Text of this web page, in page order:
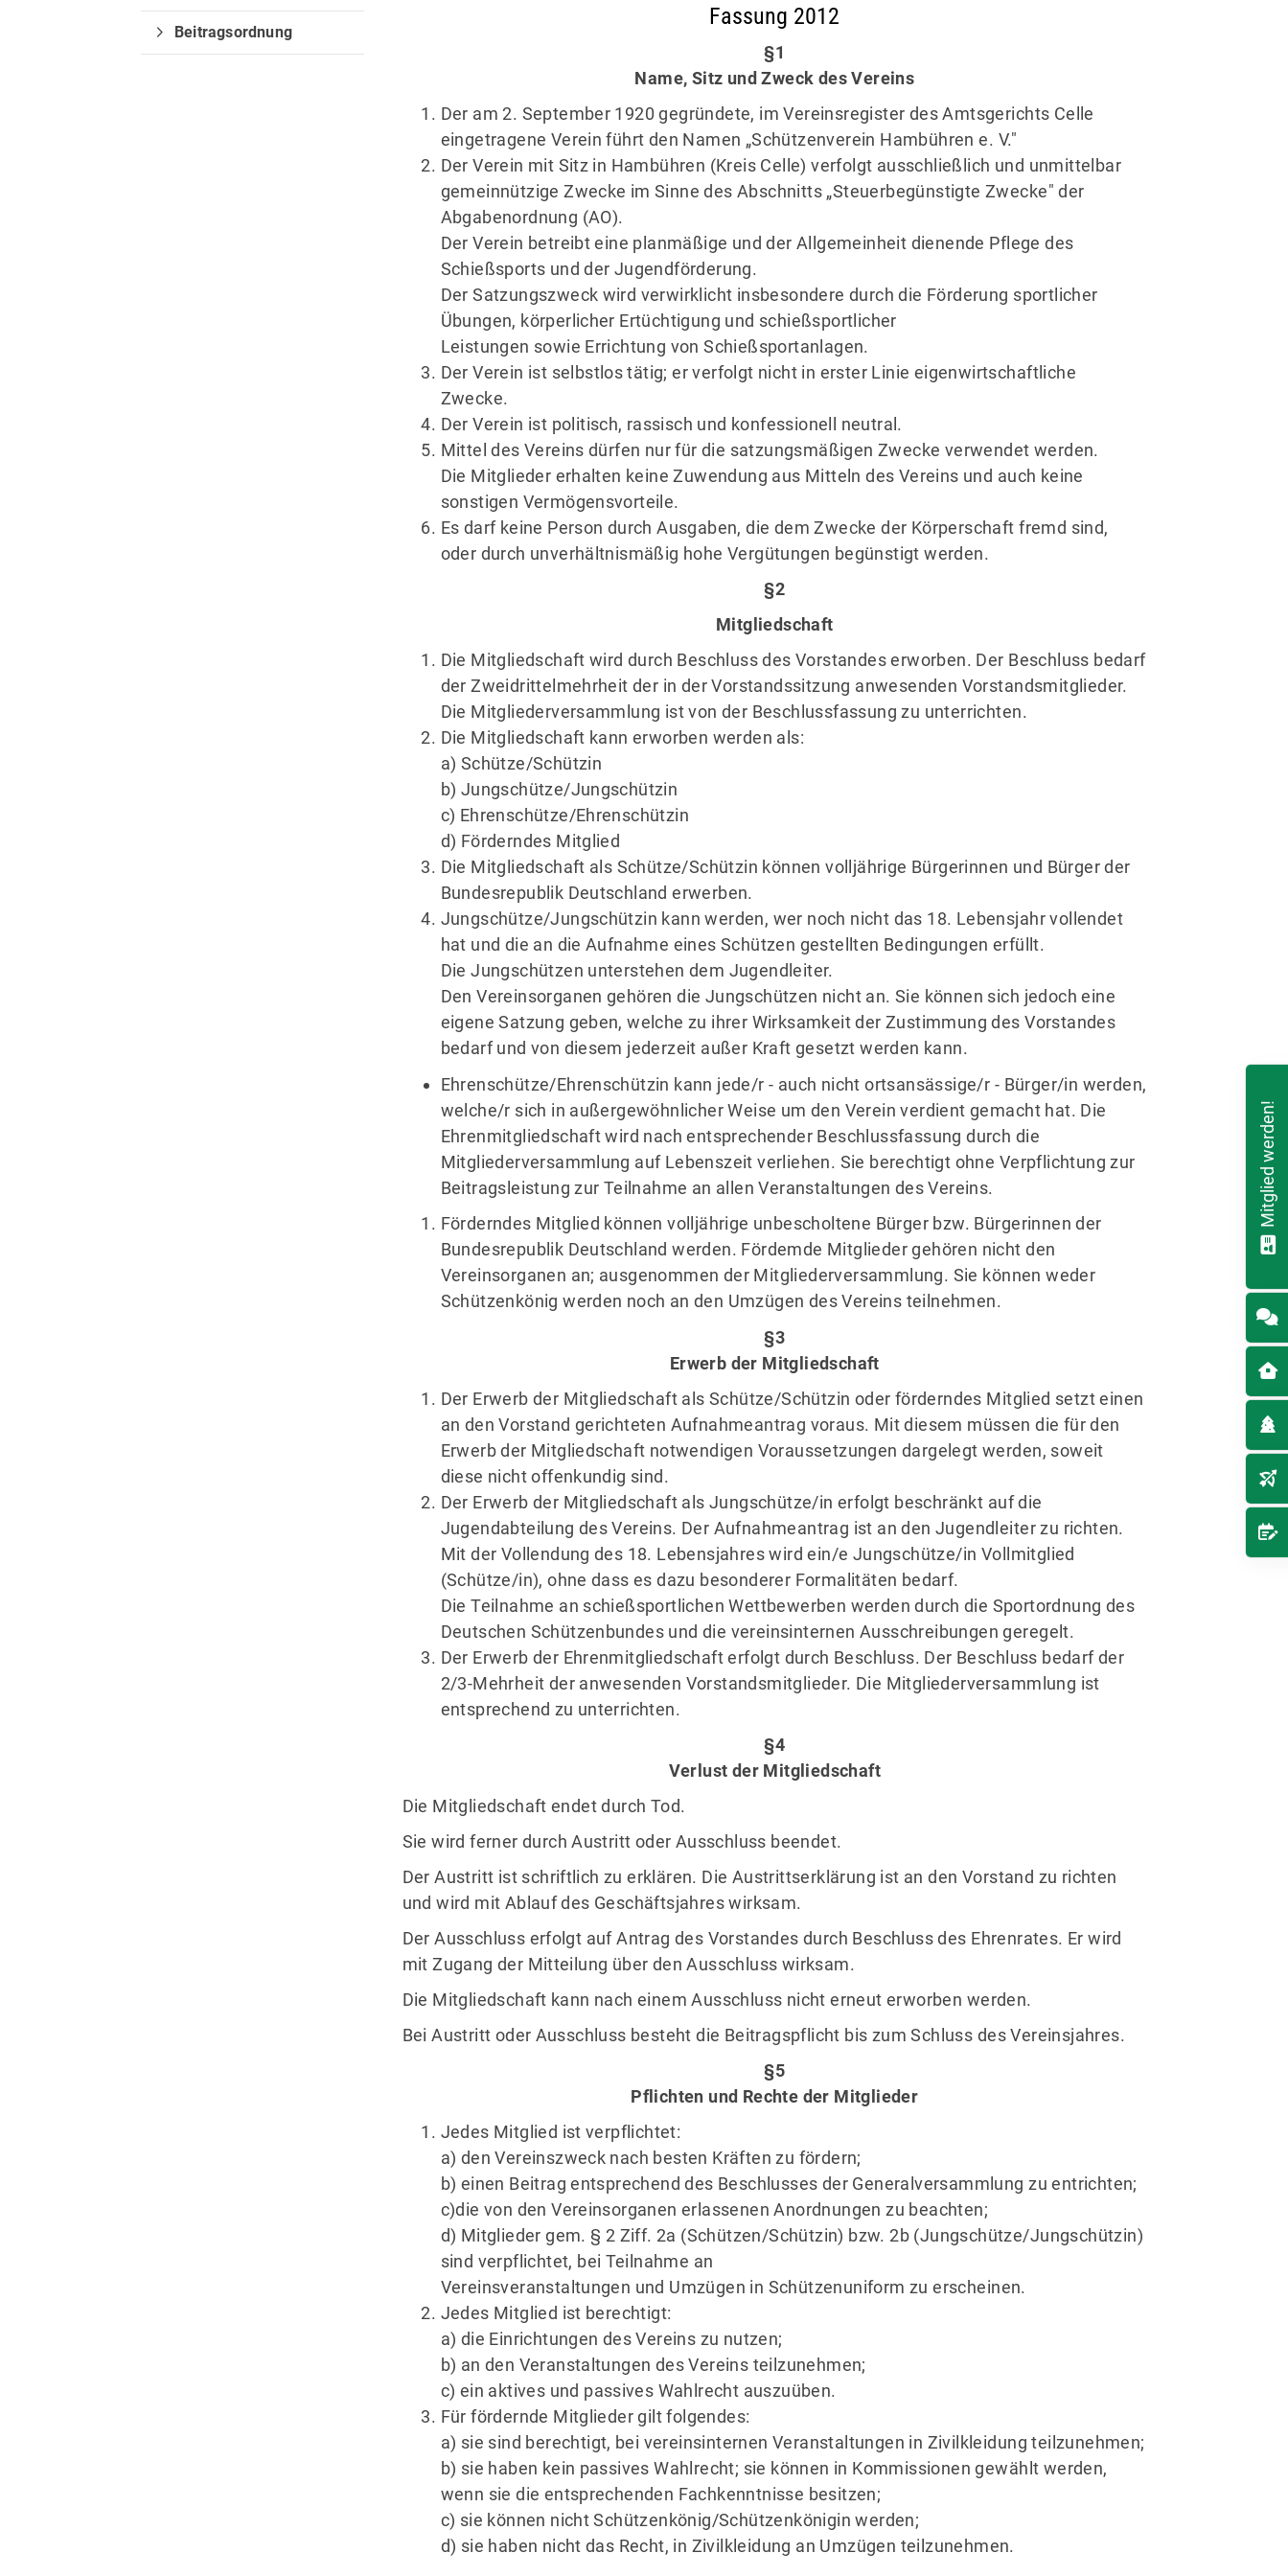
Fassung 2012
§1
Name, Sitz und Zweck des Vereins
Der am 2. September 1920 gegründete, im Vereinsregister des Amtsgerichts Celle
eingetragene Verein führt den Namen „Schützenverein Hambühren e. V."
Der Verein mit Sitz in Hambühren (Kreis Celle) verfolgt ausschließlich und unmittelbar
gemeinnützige Zwecke im Sinne des Abschnitts „Steuerbegünstigte Zwecke" der
Abgabenordnung (AO).
Der Verein betreibt eine planmäßige und der Allgemeinheit dienende Pflege des
Schießsports und der Jugendförderung.
Der Satzungszweck wird verwirklicht insbesondere durch die Förderung sportlicher
Übungen, körperlicher Ertüchtigung und schießsportlicher
Leistungen sowie Errichtung von Schießsportanlagen.
Der Verein ist selbstlos tätig; er verfolgt nicht in erster Linie eigenwirtschaftliche
Zwecke.
Der Verein ist politisch, rassisch und konfessionell neutral.
Mittel des Vereins dürfen nur für die satzungsmäßigen Zwecke verwendet werden.
Die Mitglieder erhalten keine Zuwendung aus Mitteln des Vereins und auch keine
sonstigen Vermögensvorteile.
Es darf keine Person durch Ausgaben, die dem Zwecke der Körperschaft fremd sind,
oder durch unverhältnismäßig hohe Vergütungen begünstigt werden.
§2
Mitgliedschaft
Die Mitgliedschaft wird durch Beschluss des Vorstandes erworben. Der Beschluss bedarf
der Zweidrittelmehrheit der in der Vorstandssitzung anwesenden Vorstandsmitglieder.
Die Mitgliederversammlung ist von der Beschlussfassung zu unterrichten.
Die Mitgliedschaft kann erworben werden als:
a) Schütze/Schützin
b) Jungschütze/Jungschützin
c) Ehrenschütze/Ehrenschützin
d) Förderndes Mitglied
Die Mitgliedschaft als Schütze/Schützin können volljährige Bürgerinnen und Bürger der
Bundesrepublik Deutschland erwerben.
Jungschütze/Jungschützin kann werden, wer noch nicht das 18. Lebensjahr vollendet
hat und die an die Aufnahme eines Schützen gestellten Bedingungen erfüllt.
Die Jungschützen unterstehen dem Jugendleiter.
Den Vereinsorganen gehören die Jungschützen nicht an. Sie können sich jedoch eine
eigene Satzung geben, welche zu ihrer Wirksamkeit der Zustimmung des Vorstandes
bedarf und von diesem jederzeit außer Kraft gesetzt werden kann.
Ehrenschütze/Ehrenschützin kann jede/r - auch nicht ortsansässige/r - Bürger/in werden,
welche/r sich in außergewöhnlicher Weise um den Verein verdient gemacht hat. Die
Ehrenmitgliedschaft wird nach entsprechender Beschlussfassung durch die
Mitgliederversammlung auf Lebenszeit verliehen. Sie berechtigt ohne Verpflichtung zur
Beitragsleistung zur Teilnahme an allen Veranstaltungen des Vereins.
Förderndes Mitglied können volljährige unbescholtene Bürger bzw. Bürgerinnen der
Bundesrepublik Deutschland werden. Fördemde Mitglieder gehören nicht den
Vereinsorganen an; ausgenommen der Mitgliederversammlung. Sie können weder
Schützenkönig werden noch an den Umzügen des Vereins teilnehmen.
§3
Erwerb der Mitgliedschaft
Der Erwerb der Mitgliedschaft als Schütze/Schützin oder förderndes Mitglied setzt einen
an den Vorstand gerichteten Aufnahmeantrag voraus. Mit diesem müssen die für den
Erwerb der Mitgliedschaft notwendigen Voraussetzungen dargelegt werden, soweit
diese nicht offenkundig sind.
Der Erwerb der Mitgliedschaft als Jungschütze/in erfolgt beschränkt auf die
Jugendabteilung des Vereins. Der Aufnahmeantrag ist an den Jugendleiter zu richten.
Mit der Vollendung des 18. Lebensjahres wird ein/e Jungschütze/in Vollmitglied
(Schütze/in), ohne dass es dazu besonderer Formalitäten bedarf.
Die Teilnahme an schießsportlichen Wettbewerben werden durch die Sportordnung des
Deutschen Schützenbundes und die vereinsinternen Ausschreibungen geregelt.
Der Erwerb der Ehrenmitgliedschaft erfolgt durch Beschluss. Der Beschluss bedarf der
2/3-Mehrheit der anwesenden Vorstandsmitglieder. Die Mitgliederversammlung ist
entsprechend zu unterrichten.
§4
Verlust der Mitgliedschaft
Die Mitgliedschaft endet durch Tod.
Sie wird ferner durch Austritt oder Ausschluss beendet.
Der Austritt ist schriftlich zu erklären. Die Austrittserklärung ist an den Vorstand zu richten
und wird mit Ablauf des Geschäftsjahres wirksam.
Der Ausschluss erfolgt auf Antrag des Vorstandes durch Beschluss des Ehrenrates. Er wird
mit Zugang der Mitteilung über den Ausschluss wirksam.
Die Mitgliedschaft kann nach einem Ausschluss nicht erneut erworben werden.
Bei Austritt oder Ausschluss besteht die Beitragspflicht bis zum Schluss des Vereinsjahres.
§5
Pflichten und Rechte der Mitglieder
Jedes Mitglied ist verpflichtet:
a) den Vereinszweck nach besten Kräften zu fördern;
b) einen Beitrag entsprechend des Beschlusses der Generalversammlung zu entrichten;
c)die von den Vereinsorganen erlassenen Anordnungen zu beachten;
d) Mitglieder gem. § 2 Ziff. 2a (Schützen/Schützin) bzw. 2b (Jungschütze/Jungschützin)
sind verpflichtet, bei Teilnahme an
Vereinsveranstaltungen und Umzügen in Schützenuniform zu erscheinen.
Jedes Mitglied ist berechtigt:
a) die Einrichtungen des Vereins zu nutzen;
b) an den Veranstaltungen des Vereins teilzunehmen;
c) ein aktives und passives Wahlrecht auszuüben.
Für fördernde Mitglieder gilt folgendes:
a) sie sind berechtigt, bei vereinsinternen Veranstaltungen in Zivilkleidung teilzunehmen;
b) sie haben kein passives Wahlrecht; sie können in Kommissionen gewählt werden,
wenn sie die entsprechenden Fachkenntnisse besitzen;
c) sie können nicht Schützenkönig/Schützenkönigin werden;
d) sie haben nicht das Recht, in Zivilkleidung an Umzügen teilzunehmen.
Beitragsordnung
Mitglied werden!
Bruchweg 1000
Schützenhaus
Majestäten
Befreundete Vereine